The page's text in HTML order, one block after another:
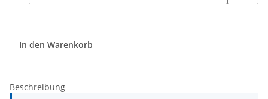
In den Warenkorb
Beschreibung